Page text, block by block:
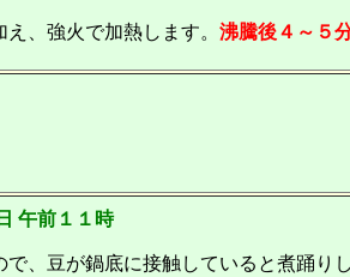
、強火で加熱します。 沸騰後４～５
午前１１時
、豆が鍋底に接触していると煮踊り